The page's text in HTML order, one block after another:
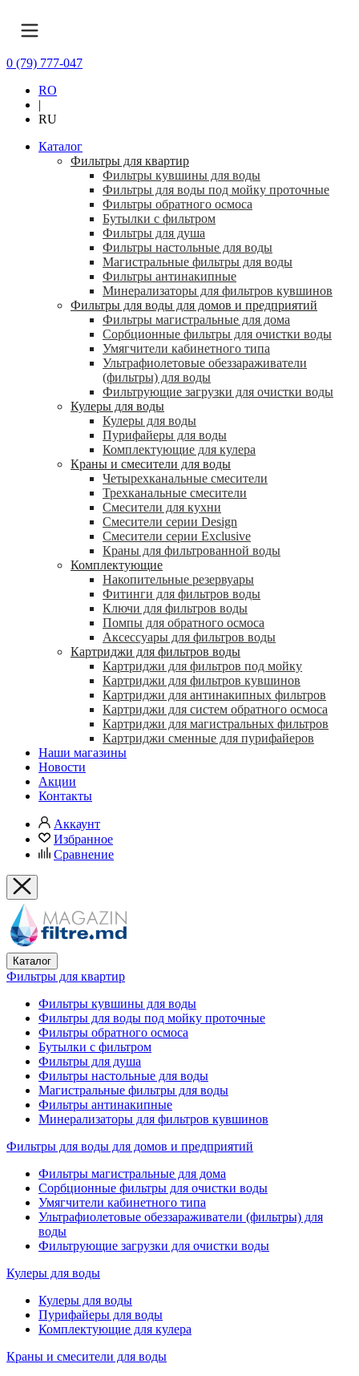
0 (79) 777-047
RO
|
RU
Каталог
Фильтры для квартир
Фильтры кувшины для воды
Фильтры для воды под мойку проточные
Фильтры обратного осмоса
Бутылки с фильтром
Фильтры для душа
Фильтры настольные для воды
Магистральные фильтры для воды
Фильтры антинакипные
Минерализаторы для фильтров кувшинов
Фильтры для воды для домов и предприятий
Фильтры магистральные для дома
Сорбционные фильтры для очистки воды
Умягчители кабинетного типа
Ультрафиолетовые обеззараживатели
(фильтры) для воды
Фильтрующие загрузки для очистки воды
Кулеры для воды
Кулеры для воды
Пурифайеры для воды
Комплектующие для кулера
Краны и смесители для воды
Четырехканальные смесители
Трехканальные смесители
Смесители для кухни
Смесители серии Design
Смесители серии Exclusive
Краны для фильтрованной воды
Комплектующие
Накопительные резервуары
Фитинги для фильтров воды
Ключи для фильтров воды
Помпы для обратного осмоса
Аксессуары для фильтров воды
Картриджи для фильтров воды
Картриджи для фильтров под мойку
Картриджи для фильтров кувшинов
Картриджи для антинакипных фильтров
Картриджи для систем обратного осмоса
Картриджи для магистральных фильтров
Картриджи сменные для пурифайеров
Наши магазины
Новости
Акции
Контакты
Аккаунт
Избранное
Сравнение
Каталог
Фильтры для квартир
Фильтры кувшины для воды
Фильтры для воды под мойку проточные
Фильтры обратного осмоса
Бутылки с фильтром
Фильтры для душа
Фильтры настольные для воды
Магистральные фильтры для воды
Фильтры антинакипные
Минерализаторы для фильтров кувшинов
Фильтры для воды для домов и предприятий
Фильтры магистральные для дома
Сорбционные фильтры для очистки воды
Умягчители кабинетного типа
Ультрафиолетовые обеззараживатели (фильтры) для
воды
Фильтрующие загрузки для очистки воды
Кулеры для воды
Кулеры для воды
Пурифайеры для воды
Комплектующие для кулера
Краны и смесители для воды